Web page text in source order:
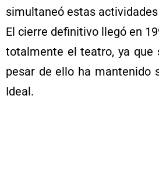
simultaneó estas
El cierre definitivo llegó en
totalmente el teatro, ya que
pesar de ello ha mantenido
Ideal.